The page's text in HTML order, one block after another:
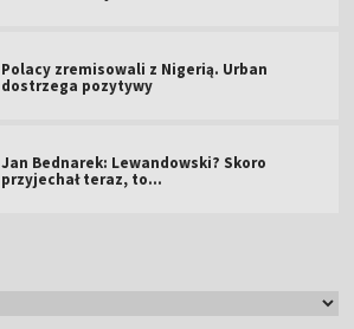
Polacy zremisowali z Nigerią. Urban
dostrzega pozytywy
Jan Bednarek: Lewandowski? Skoro
przyjechał teraz, to…